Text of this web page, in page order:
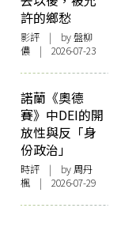
許的鄉愁
影評 | by 盤柳
儂 | 2026-07-23
諾蘭《奧德
賽》中DEI的開
放性與反「身
份政治」
時評 | by周丹
楓 | 2026-07-29